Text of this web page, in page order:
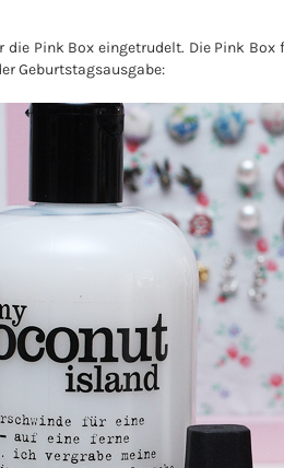
die Pink Box eingetrudelt. Die Pink
Geburtstagsausgabe: